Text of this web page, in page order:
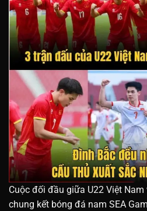
Cuộc đối đầu giữa U22 Việt
chung kết bóng đá nam SEA